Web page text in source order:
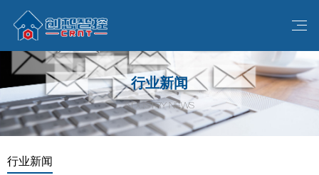
行业新闻
INDUSTRY NEWS
行业新闻